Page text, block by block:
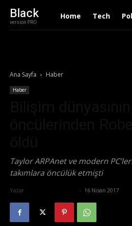
Black
version PRO
Home Tech
Ana Sayfa Haber
Haber
Taylor ARPAnet ve modern
takımlara öncülük etmişti
Yazar - 16 Nisan 2017